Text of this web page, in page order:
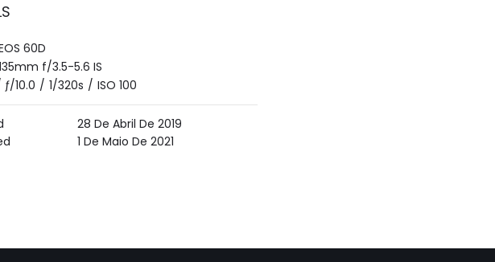
60D
f/3.5-5.6 IS
ƒ/10.0 / 1/320s / ISO 100
28 De Abril De 2019
1 De Maio De 2021